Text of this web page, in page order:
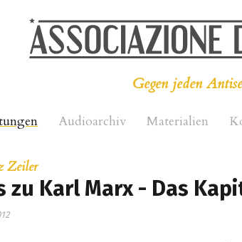
Gegen jeden
Audioarchiv Materialien
Zeiler
Karl Marx - Das